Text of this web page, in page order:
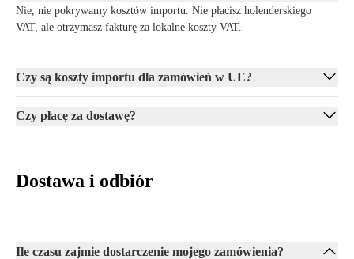
Nie, nie pokrywamy kosztów importu. Nie płacisz holenderskiego
VAT, ale otrzymasz fakturę za lokalne koszty VAT.
Czy są koszty importu dla zamówień w UE?
Czy płacę za dostawę?
Dostawa i odbiór
Ile czasu zajmie dostarczenie mojego zamówienia?